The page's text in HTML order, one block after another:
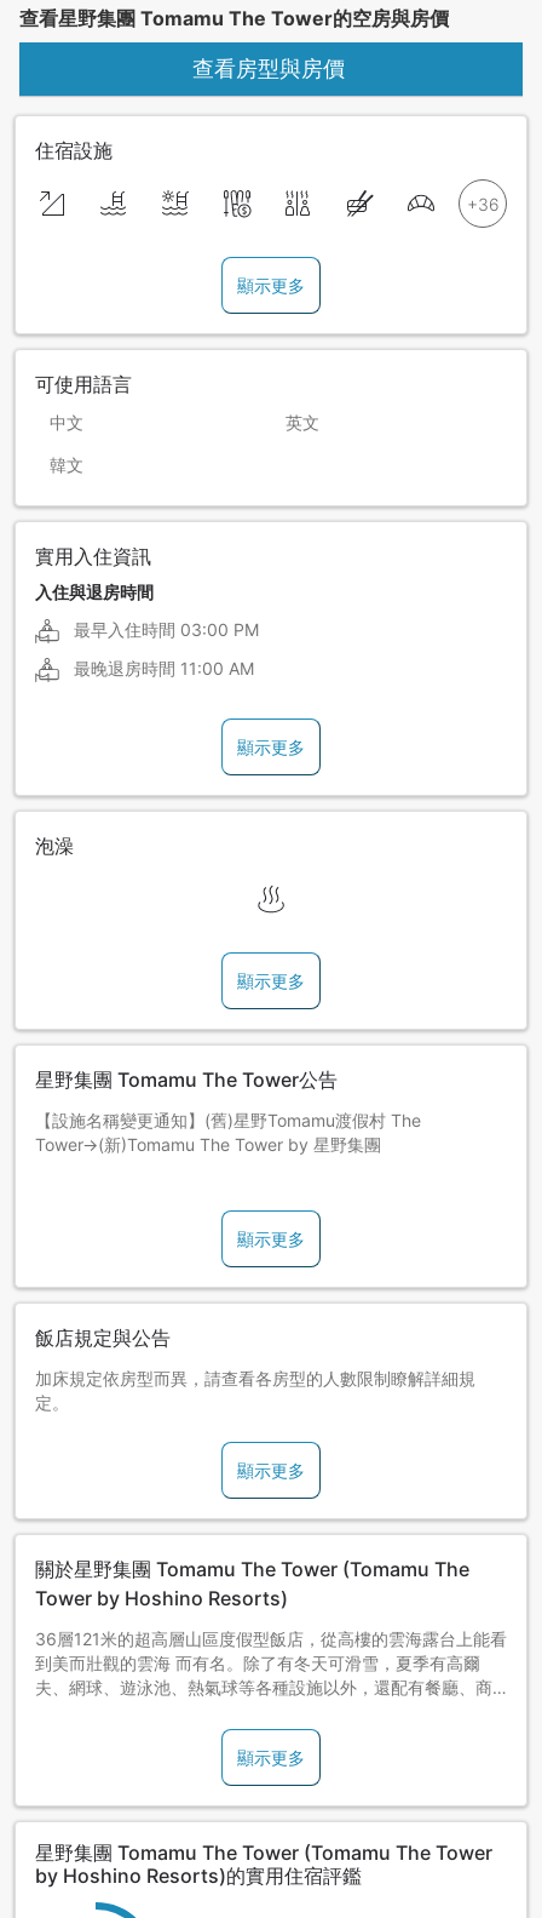
查看星野集團 Tomamu The Tower的空房與房價
查看房型與房價
住宿設施
顯示更多
可使用語言
中文 英文
韓文
實用入住資訊
入住與退房時間
最早入住時間 03:00 PM
最晚退房時間 11:00 AM
顯示更多
泡澡
顯示更多
星野集團 Tomamu The Tower公告
【設施名稱變更通知】(舊)星野Tomamu渡假村 The
Tower→(新)Tomamu The Tower by 星野集團
Tomamu站出發、到達的JR列車全車皆為指定席。Tomamu站
無站務員值班，亦無售票處。
Tomamu The Tower內有指定席售票機(限用信用卡付費)，
因此建議在行程出發前購買好票券。
■未成年者單獨住宿相關須知
僅實歲未滿18歲客人住宿時，必須提交監護人同意書和住宿期
辦理入住手續時，必須提交星野渡假區的獨自同意書。詳細資
請見連結頁面下方的資訊。
https://hoshinoresorts.com/ja/sp/faq/booking/
透過銷售代理店預約的客人，必須另外提交JTB的同意書。
＜URL＞
https://www.jtb.co.jp/operate/jyoken/
顯示更多
飯店規定與公告
加床規定依房型而異，請查看各房型的人數限制瞭解詳細規
定。
顯示更多
關於星野集團 Tomamu The Tower (Tomamu The
Tower by Hoshino Resorts)
36層121米的超高層山區度假型飯店，從高樓的雲海露台上能看
到美而壯觀的雲海 而有名。除了有冬天可滑雪，夏季有高爾
夫、網球、遊泳池、熱氣球等各種設施以外，還配有餐廳、商
日本唯一的由冰雪建造的婚禮教堂。然而夏季的「水之教堂」
以與自然共生為主題，由世界著名建築家安藤忠雄所設計。
顯示更多
星野集團 Tomamu The Tower (Tomamu The Tower
by Hoshino Resorts)的實用住宿評鑑